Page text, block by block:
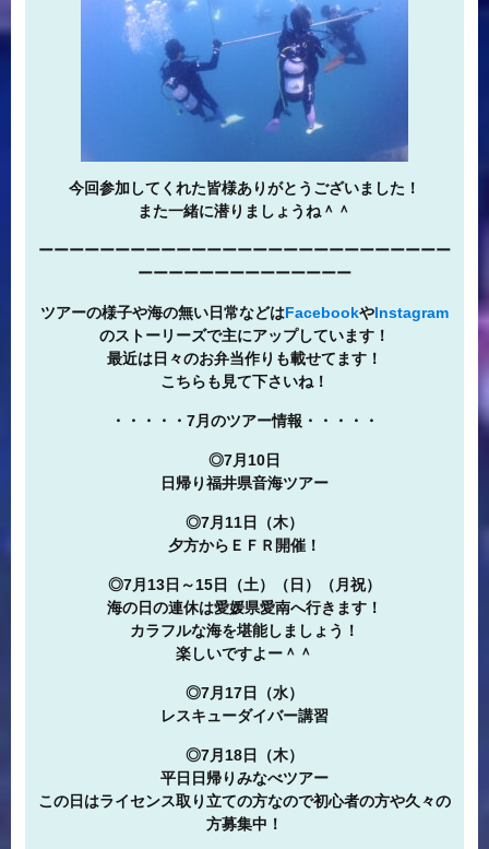
今回参加してくれた皆様ありがとうございました！
また一緒に潜りましょうね＾＾
ーーーーーーーーーーーーーーーーーーーーーーーーーーー
ーーーーーーーーーーーーーー
ツアーの様子や海の無い日常などはFacebookやInstagram
のストーリーズで主にアップしています！
最近は日々のお弁当作りも載せてます！
こちらも見て下さいね！
・・・・・7月のツアー情報・・・・・
◎7月10日
日帰り福井県音海ツアー
◎7月11日（木）
夕方からＥＦＲ開催！
◎7月13日～15日（土）（日）（月祝）
海の日の連休は愛媛県愛南へ行きます！
カラフルな海を堪能しましょう！
楽しいですよー＾＾
◎7月17日（水）
レスキューダイバー講習
◎7月18日（木）
平日日帰りみなべツアー
この日はライセンス取り立ての方なので初心者の方や久々の
方募集中！